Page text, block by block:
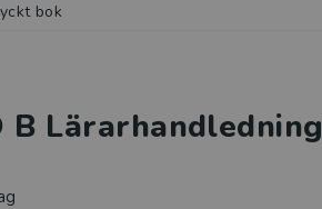
bok
B Lärarhandledning